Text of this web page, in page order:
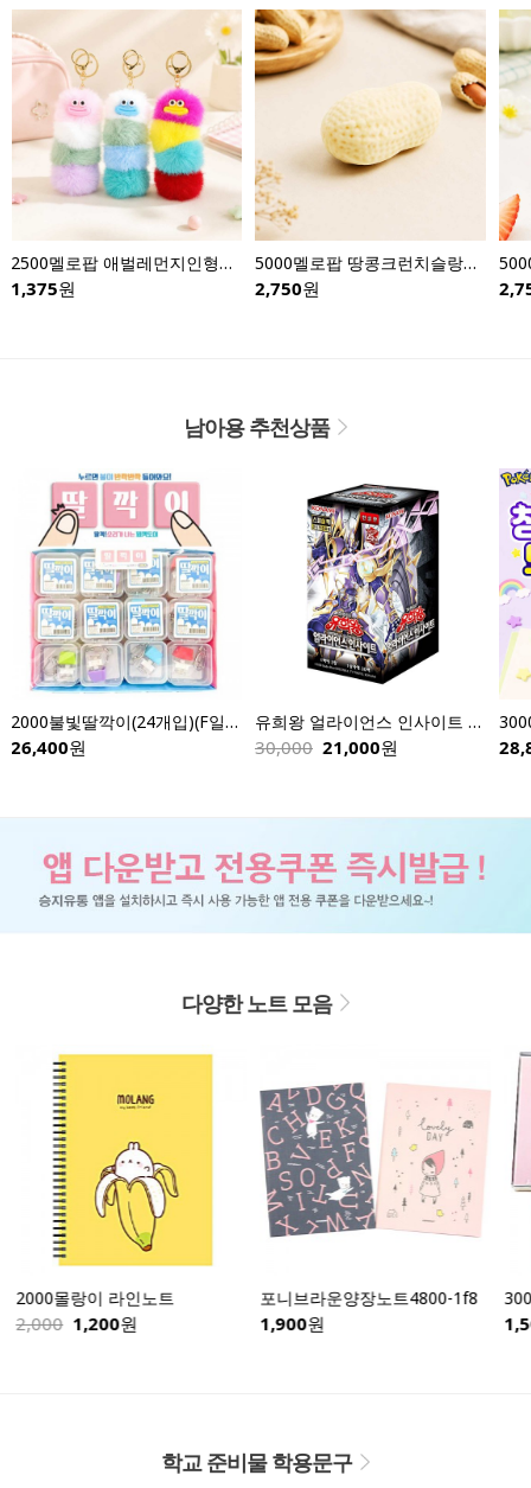
2500멜로팝 애벌레먼지인형키링-낱개
1,375원
5000멜로팝 땅콩크런치슬랑이-낱개
2,750원
남아용 추천상품
2000불빛딸깍이(24개입)(F일반)
26,400원
유희왕 얼라이언스 인사이트 스페셜팩-한글판
30,000 21,000원
다양한 노트 모음
2000몰랑이 라인노트
2,000 1,200원
포니브라운양장노트4800-1f8
1,900원
학교 준비물 학용문구